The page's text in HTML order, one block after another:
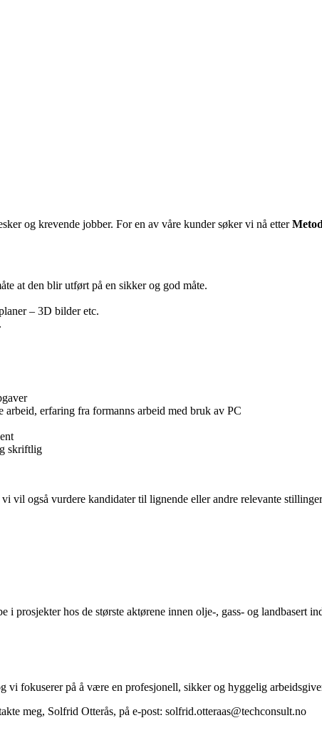
og krevende jobber. For en av våre kunder søker vi nå etter
at den blir utført på en sikker og god måte.
– 3D bilder etc.
erfaring fra formanns arbeid med bruk av PC
skriftlig
vil også vurdere kandidater til lignende eller andre relevante
hos de største aktørene innen olje-, gass- og landbasert
vi fokuserer på å være en profesjonell, sikker og hyggelig
meg, Solfrid Otterås, på e-post: solfrid.otteraas@techconsult.no